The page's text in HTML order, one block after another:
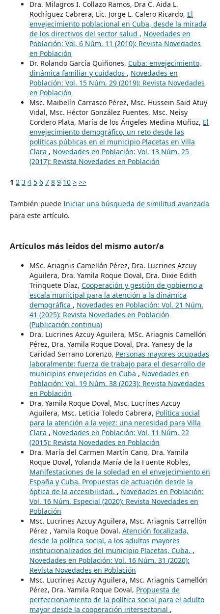
Dra. Milagros I. Collazo Ramos, Dra C. Aida L.
Rodríguez Cabrera, Lic. Jorge L. Calero Ricardo, El
envejecimiento poblacional en Cuba, desde la mirada
de los directivos del sector salud , Novedades en
Población: Vol. 6 Núm. 11 (2010): Revista Novedades
en Población
Dr. Rolando García Quiñones, Cuba: envejecimiento,
dinámica familiar y cuidados , Novedades en
Población: Vol. 15 Núm. 29 (2019): Revista Novedades
en Población
Msc. Maibelín Carrasco Pérez, Msc. Hussein Said Atuy
Vidal, Msc. Héctor González Fuentes, Msc. Neisy
Cordero Plata, María de los Ángeles Medina Muñoz, El
envejecimiento demográfico, un reto desde las
políticas públicas en el municipio Placetas en Villa
Clara , Novedades en Población: Vol. 13 Núm. 25
(2017): Revista Novedades en Población
1 2 3 4 5 6 7 8 9 10 > >>
También puede Iniciar una búsqueda de similitud avanzada
para este artículo.
Artículos más leídos del mismo autor/a
MSc. Ariagnis Camellón Pérez, Dra. Lucrines Azcuy
Aguilera, Dra. Yamila Roque Doval, Dra. Dixie Edith
Trinquete Díaz, Cooperación y gestión de gobierno a
escala municipal para la atención a la dinámica
demográfica , Novedades en Población: Vol. 21 Núm.
41 (2025): Revista Novedades en Población
(Publicación continua)
Dra. Lucrines Azcuy Aguilera, MSc. Ariagnis Camellón
Pérez, Dra. Yamila Roque Doval, Dra. Yanesy de la
Caridad Serrano Lorenzo, Personas mayores ocupadas
laboralmente: fuerza de trabajo para el desarrollo de
municipios envejecidos en Cuba , Novedades en
Población: Vol. 19 Núm. 38 (2023): Revista Novedades
en Población
Dra. Yamila Roque Doval, Msc. Lucrines Azcuy
Aguilera, Msc. Leticia Toledo Cabrera, Política social
para la atención a la vejez: una necesidad para Villa
Clara , Novedades en Población: Vol. 11 Núm. 22
(2015): Revista Novedades en Población
Dra. María del Carmen Martín Cano, Dra. Yamila
Roque Doval, Yolanda María de la Fuente Robles,
Manifestaciones de la soledad en el envejecimiento en
España y Cuba. Propuestas de actuación desde la
óptica de la accesibilidad. , Novedades en Población:
Vol. 16 Núm. Especial (2020): Revista Novedades en
Población
Msc. Lucrines Azcuy Aguilera, Msc. Ariagnis Carrellón
Pérez , Yamila Roque Doval, Atención focalizada,
desde la política social, a los adultos mayores
institucionalizados del municipio Placetas, Cuba. ,
Novedades en Población: Vol. 16 Núm. 31 (2020):
Revista Novedades en Población
Msc. Lucrines Azcuy Aguilera, Msc. Ariagnis Camellón
Pérez, Dra. Yamila Roque Doval, Propuesta de
perfeccionamiento de la política social para el adulto
mayor desde la cooperación intersectorial ,